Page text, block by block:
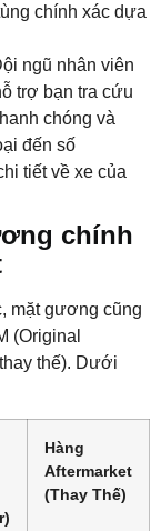
chính xác dựa
ngũ nhân viên
trợ bạn tra cứu
chóng và
đến số
tiết về xe của
chính
mặt gương cũng
(Original
thế). Dưới
Hàng
Aftermarket
(Thay Thế)